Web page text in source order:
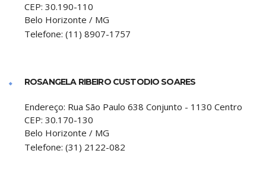
CEP: 30.190-110
Belo Horizonte / MG
Telefone: (11) 8907-1757
ROSANGELA RIBEIRO CUSTODIO SOARES
Endereço: Rua São Paulo 638 Conjunto - 1130 Centro
CEP: 30.170-130
Belo Horizonte / MG
Telefone: (31) 2122-082